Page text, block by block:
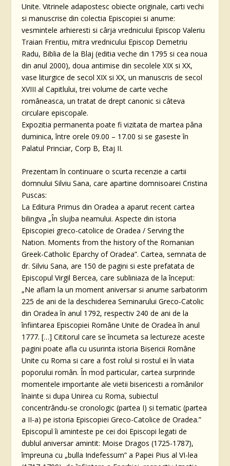
Unite. Vitrinele adapostesc obiecte originale, carti vechi
si manuscrise din colectia Episcopiei si anume:
vesmintele arhieresti si cârja vrednicului Episcop Valeriu
Traian Frentiu, mitra vrednicului Episcop Demetriu
Radu, Biblia de la Blaj (editia veche din 1795 si cea noua
din anul 2000), doua antimise din secolele XIX si XX,
vase liturgice de secol XIX si XX, un manuscris de secol
XVIII al Capitlului, trei volume de carte veche
româneasca, un tratat de drept canonic si câteva
circulare episcopale.
Expozitia permanenta poate fi vizitata de martea pâna
duminica, între orele 09.00 – 17.00 si se gaseste în
Palatul Princiar, Corp B, Etaj II.
Prezentam în continuare o scurta recenzie a cartii
domnului Silviu Sana, care apartine domnisoarei Cristina
Puscas:
La Editura Primus din Oradea a aparut recent cartea
bilingva „În slujba neamului. Aspecte din istoria
Episcopiei greco-catolice de Oradea / Serving the
Nation. Moments from the history of the Romanian
Greek-Catholic Eparchy of Oradea”. Cartea, semnata de
dr. Silviu Sana, are 150 de pagini si este prefatata de
Episcopul Virgil Bercea, care subliniaza de la început:
„Ne aflam la un moment aniversar si anume sarbatorim
225 de ani de la deschiderea Seminarului Greco-Catolic
din Oradea în anul 1792, respectiv 240 de ani de la
înfiintarea Episcopiei Române Unite de Oradea în anul
1777. […] Cititorul care se încumeta sa lectureze aceste
pagini poate afla cu usurinta istoria Bisericii Române
Unite cu Roma si care a fost rolul si rostul ei în viata
poporului român. În mod particular, cartea surprinde
momentele importante ale vietii bisericesti a românilor
înainte si dupa Unirea cu Roma, subiectul
concentrându-se cronologic (partea I) si tematic (partea
a II-a) pe istoria Episcopiei Greco-Catolice de Oradea.”
Episcopul îi aminteste pe cei doi Episcopi legati de
dublul aniversar amintit: Moise Dragos (1725-1787),
împreuna cu „bulla Indefessum” a Papei Pius al VI-lea